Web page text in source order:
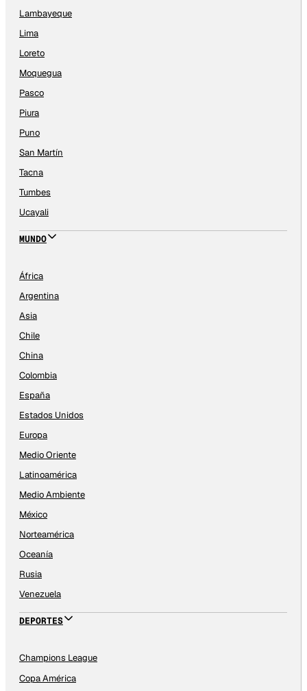
Lambayeque
Lima
Loreto
Moquegua
Pasco
Piura
Puno
San Martín
Tacna
Tumbes
Ucayali
MUNDO
África
Argentina
Asia
Chile
China
Colombia
España
Estados Unidos
Europa
Medio Oriente
Latinoamérica
Medio Ambiente
México
Norteamérica
Oceanía
Rusia
Venezuela
DEPORTES
Champions League
Copa América